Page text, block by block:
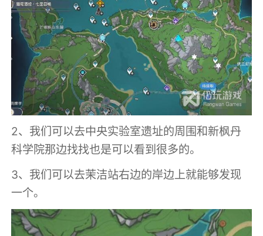
2、我们可以去中央实验室遗址的周围和新枫丹
科学院那边找找也是可以看到很多的。
3、我们可以去茉洁站右边的岸边上就能够发现
一个。